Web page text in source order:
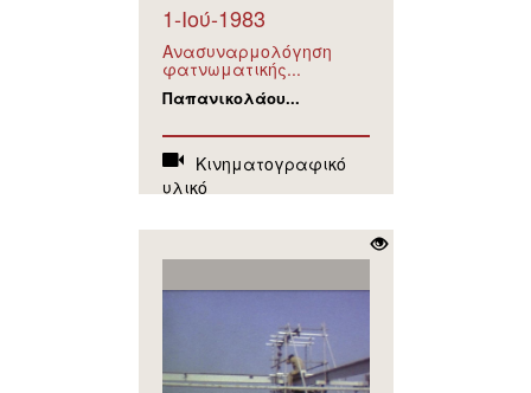
1-Ιού-1983
Ανασυναρμολόγηση
φατνωματικής...
Παπανικολάου...
Κινηματογραφικό
υλικό